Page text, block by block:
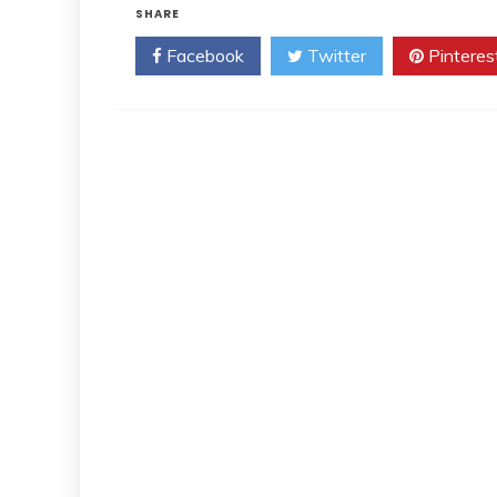
SHARE
Facebook Twitter